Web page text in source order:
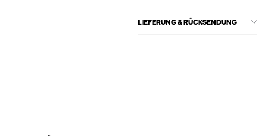
LIEFERUNG & RÜCKSENDUNG